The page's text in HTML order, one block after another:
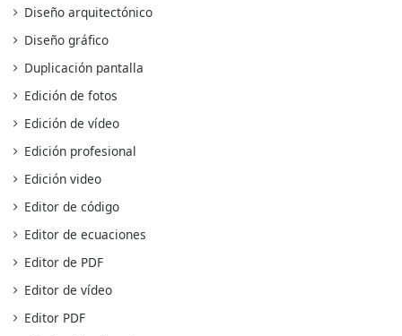
Diseño arquitectónico
Diseño gráfico
Duplicación pantalla
Edición de fotos
Edición de vídeo
Edición profesional
Edición video
Editor de código
Editor de ecuaciones
Editor de PDF
Editor de vídeo
Editor PDF